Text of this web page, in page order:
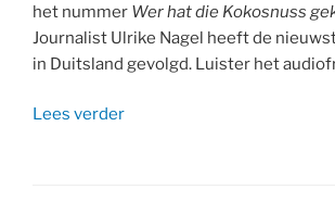
het nummer Wer hat die Kokosnuss
Journalist Ulrike Nagel heeft de
in Duitsland gevolgd. Luister het
Lees verder“Radio